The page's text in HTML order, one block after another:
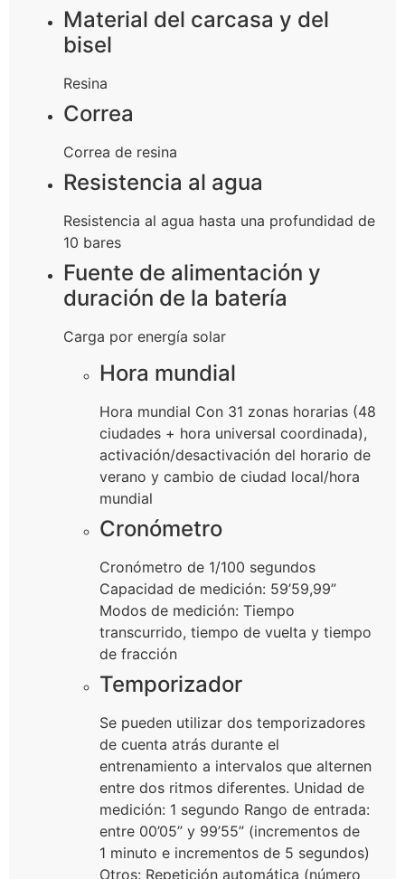
Material del carcasa y del
bisel
Resina
Correa
Correa de resina
Resistencia al agua
Resistencia al agua hasta una profundidad de
10 bares
Fuente de alimentación y
duración de la batería
Carga por energía solar
Hora mundial
Hora mundial Con 31 zonas horarias (48
ciudades + hora universal coordinada),
activación/desactivación del horario de
verano y cambio de ciudad local/hora
mundial
Cronómetro
Cronómetro de 1/100 segundos
Capacidad de medición: 59’59,99”
Modos de medición: Tiempo
transcurrido, tiempo de vuelta y tiempo
de fracción
Temporizador
Se pueden utilizar dos temporizadores
de cuenta atrás durante el
entrenamiento a intervalos que alternen
entre dos ritmos diferentes. Unidad de
medición: 1 segundo Rango de entrada:
entre 00’05” y 99’55” (incrementos de
1 minuto e incrementos de 5 segundos)
Otros: Repetición automática (número